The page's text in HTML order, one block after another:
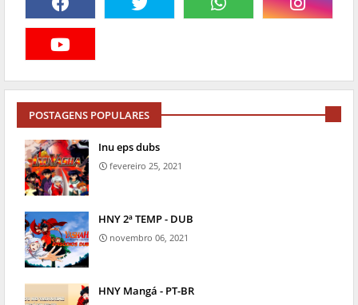
POSTAGENS POPULARES
Inu eps dubs
fevereiro 25, 2021
HNY 2ª TEMP - DUB
novembro 06, 2021
HNY Mangá - PT-BR